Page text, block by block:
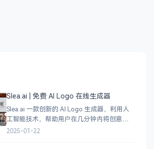
Slea.ai | 免费 AI Logo 在线生成器
Slea.ai 一款创新的 AI Logo 生成器，利用人
工智能技术，帮助用户在几分钟内将创意变
成精美的品牌 Logo。无论你是初创企业、电
2025-01-22